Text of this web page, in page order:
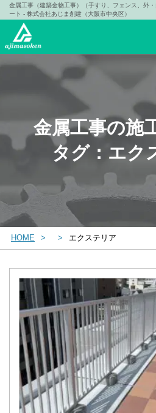
金属工事（建築金物工事）（手すり、フェンス、外
ート - 株式会社あじま創建（大阪市中央区）
金属工事の施
タグ：エク
HOME エクステリア